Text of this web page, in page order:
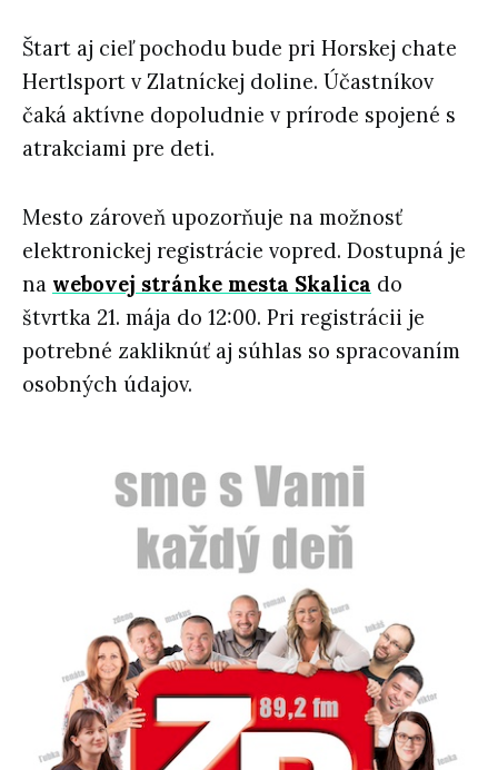
Štart aj cieľ pochodu bude pri Horskej chate
Hertlsport v Zlatníckej doline. Účastníkov
čaká aktívne dopoludnie v prírode spojené s
atrakciami pre deti.
Mesto zároveň upozorňuje na možnosť
elektronickej registrácie vopred. Dostupná je
na webovej stránke mesta Skalica do
štvrtka 21. mája do 12:00. Pri registrácii je
potrebné zakliknúť aj súhlas so spracovaním
osobných údajov.